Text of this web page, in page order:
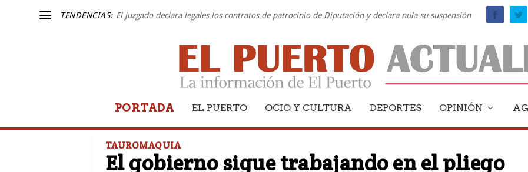
TENDENCIAS: El juzgado declara legales los contratos de patrocinio de Diputación y declara nula su suspensión
PORTADA EL PUERTO OCIO Y CULTURA DEPORTES OPINIÓN
TAUROMAQUIA
El gobierno sigue trabajando en el pliego